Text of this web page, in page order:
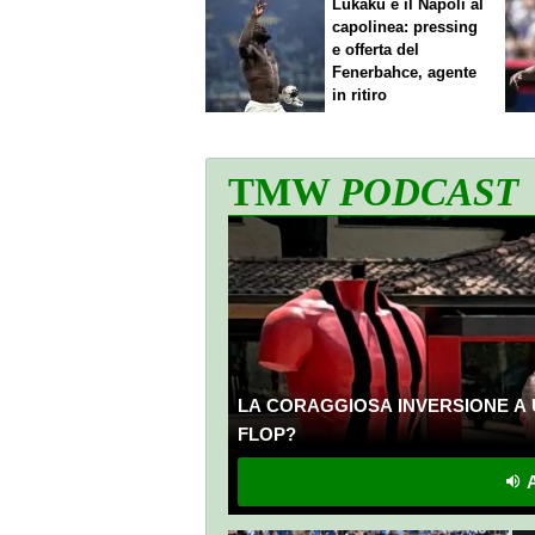
Lukaku e il Napoli al
capolinea: pressing
e offerta del
Fenerbahce, agente
in ritiro
TMWPODCAST
LA CORAGGIOSA INVERSIONE
FLOP?